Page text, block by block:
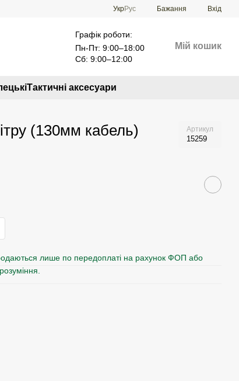
УкрРус Бажання Вхід
Графік роботи:
Пн-Пт: 9:00–18:00
Сб: 9:00–12:00
Мій кошик
Тактичні аксесуари
(130мм кабель) Артикул
15259
лише по передоплаті на рахунок ФОП або